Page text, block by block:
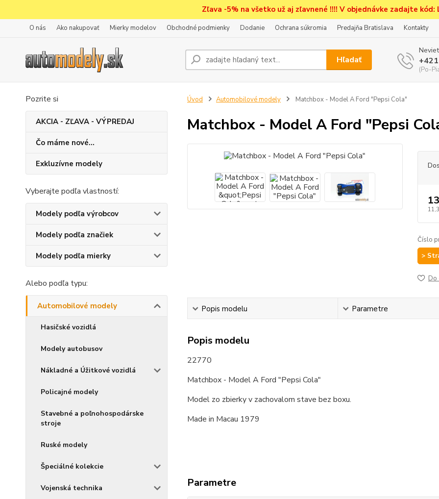
Zľava -5% na všetko už aj zľavnené !!!! V objednávke zadajte kód:
O nás Ako nakupovať Mierky modelov Obchodné podmienky Dodanie Ochrana súkromia Predajňa Bratislava Kontakty
Hľadať
(Po-
Pozrite si
AKCIA - ZĽAVA - VÝPREDAJ
Čo máme nové...
Exkluzívne modely
Vyberajte podľa vlastností:
Modely podľa výrobcov
Modely podľa značiek
Modely podľa mierky
Alebo podľa typu:
Automobilové modely
Hasičské vozidlá
Modely autobusov
Nákladné a Úžitkové vozidlá
Policajné modely
Stavebné a poľnohospodárske
stroje
Ruské modely
Špeciálné kolekcie
Vojenská technika
Úvod Automobilové modely Matchbox - Model A Ford "Pepsi Cola"
Matchbox - Model A Ford "Pepsi
Číslo
>
Do
Popis modelu Parametre
Popis modelu
22770
Matchbox - Model A Ford "Pepsi Cola"
Model zo zbierky v zachovalom stave bez boxu.
Made in Macau 1979
Parametre